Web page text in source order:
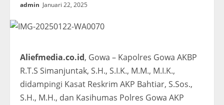
admin Januari 22, 2025
Aliefmedia.co.id, Gowa – Kapolres Gowa AKBP
R.T.S Simanjuntak, S.H., S.Ι.Κ., Μ.Μ., M.I.K.,
didampingi Kasat Reskrim AKP Bahtiar, S.Sos.,
S.H., M.H., dan Kasihumas Polres Gowa AKP